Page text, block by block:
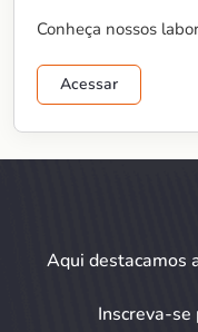
Conheça nossos
Acessar
Aqui destacamos
Inscreva-se